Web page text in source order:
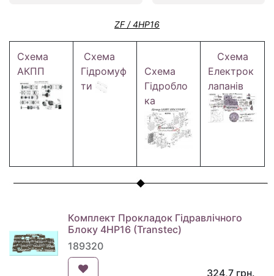
ZF / 4HP16
Схема
АКПП
Схема
Гідромуф
ти
Схема
Гідробло
ка
Схема
Електрок
лапанів
Комплект Прокладок Гідравлічного
Блоку 4HP16 (Transtec)
189320
324,7 грн.